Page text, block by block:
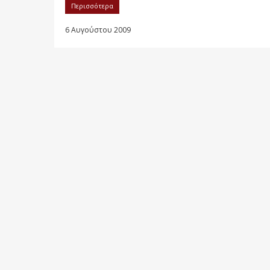
Περισσότερα
6 Αυγούστου 2009